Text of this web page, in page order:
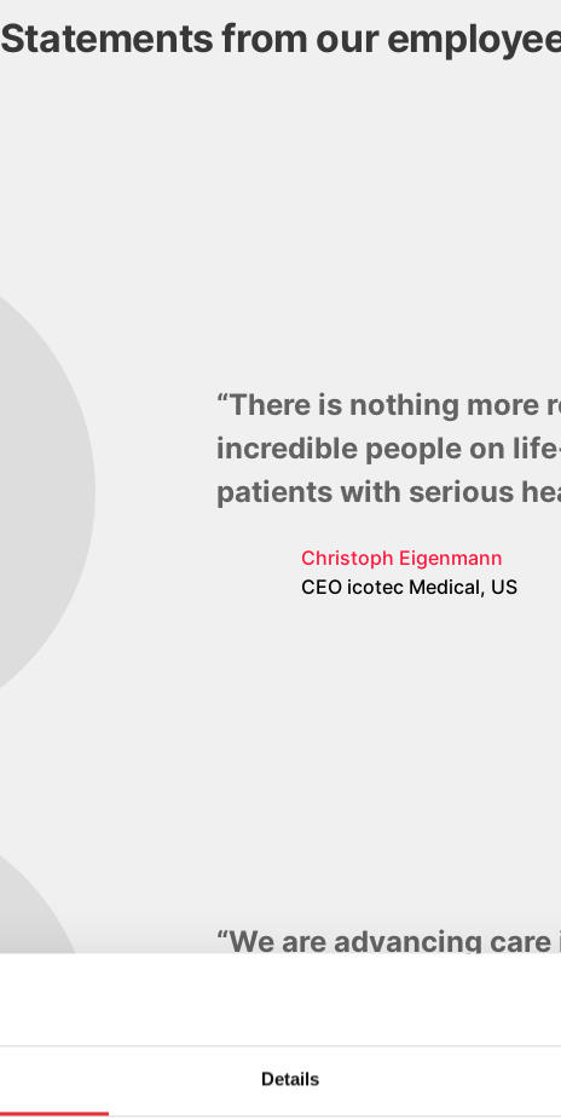
Details
Statements from our
“There is nothing more
incredible people on
patients with serious
Christoph Eigenmann
CEO icotec Medical, US
“We are advancing
better tumor